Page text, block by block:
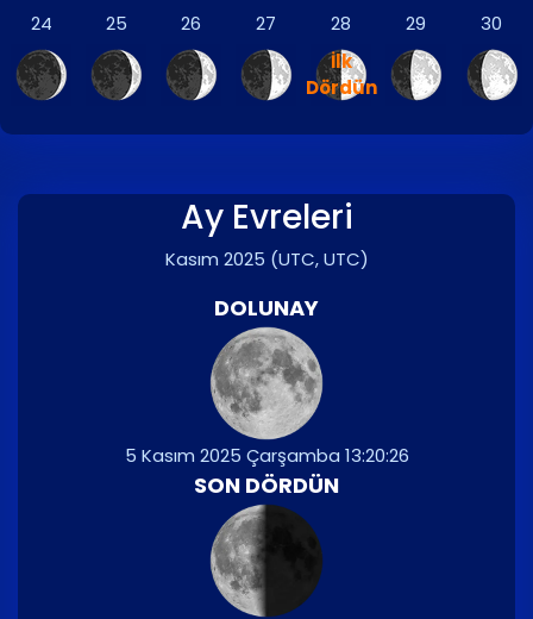
24 25 26 27
28
İlk
Dördün
29 30
Ay Evreleri
Kasım 2025 (UTC, UTC)
DOLUNAY
5 Kasım 2025 Çarşamba 13:20:26
SON DÖRDÜN